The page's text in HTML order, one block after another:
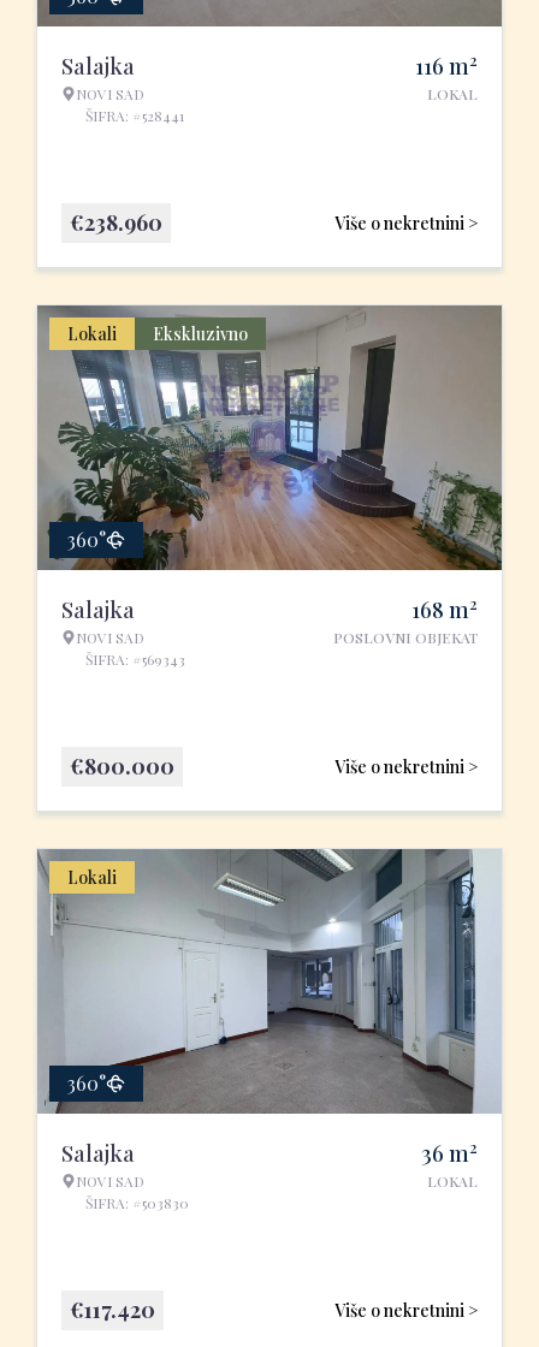
Salajka
NOVI SAD
ŠIFRA: #528441
116 m2
LOKAL
Više o nekretnini >
€238.960
Lokali Ekskluzivno
360°
Salajka
NOVI SAD
ŠIFRA: #569343
168 m2
POSLOVNI OBJEKAT
Više o nekretnini >
€800.000
Lokali
360°
Salajka
NOVI SAD
ŠIFRA: #503830
36 m2
LOKAL
Više o nekretnini >
€117.420